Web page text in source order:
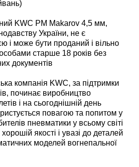
KWC PM Makarov 4,5 мм,
України, не є
і може бути проданий і вільно
старше 18 років без
документів
компанія KWC, за підтримки
починає виробництво
і на сьогоднішній день
повагою та попитом у
пневматики у всьому світі
хорошій якості і увазі до деталей
моделей вогнепальної